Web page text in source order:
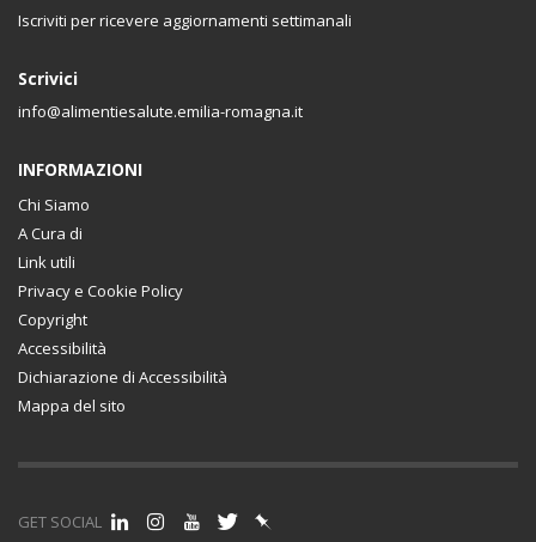
Iscriviti per ricevere aggiornamenti settimanali
Scrivici
info@alimentiesalute.emilia-romagna.it
INFORMAZIONI
Chi Siamo
A Cura di
Link utili
Privacy e Cookie Policy
Copyright
Accessibilità
Dichiarazione di Accessibilità
Mappa del sito
GET SOCIAL